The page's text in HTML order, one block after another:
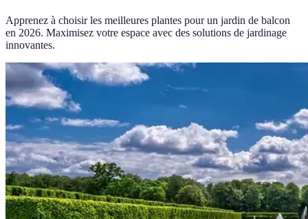
Apprenez à choisir les meilleures plantes pour un jardin de balcon
en 2026. Maximisez votre espace avec des solutions de jardinage
innovantes.